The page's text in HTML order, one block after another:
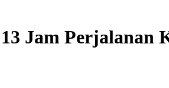
Jam Perjalanan